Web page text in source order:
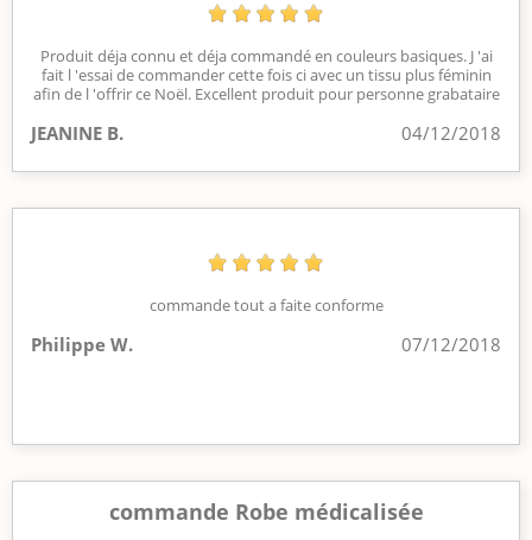
Produit déja connu et déja commandé en couleurs basiques. J 'ai
fait l 'essai de commander cette fois ci avec un tissu plus féminin
afin de l 'offrir ce Noël. Excellent produit pour personne grabataire
JEANINE B. 04/12/2018
commande tout a faite conforme
Philippe W. 07/12/2018
commande Robe médicalisée